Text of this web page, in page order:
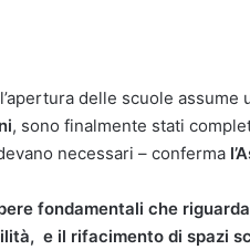
l’apertura delle scuole
, sono finalmente stati
necessari – conferma
fondamentali che
e il rifacimento di spazi